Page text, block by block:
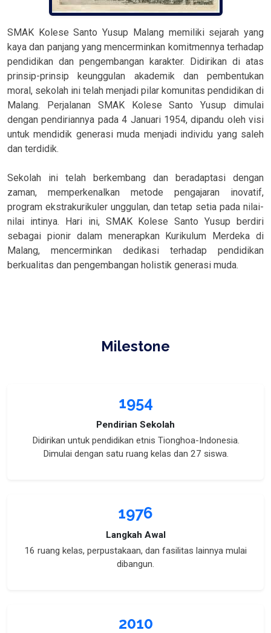
SMAK Kolese Santo Yusup Malang memiliki sejarah yang
kaya dan panjang yang mencerminkan komitmennya terhadap
pendidikan dan pengembangan karakter. Didirikan di atas
prinsip-prinsip keunggulan akademik dan pembentukan
moral, sekolah ini telah menjadi pilar komunitas pendidikan di
Malang. Perjalanan SMAK Kolese Santo Yusup dimulai
dengan pendiriannya pada 4 Januari 1954, dipandu oleh visi
untuk mendidik generasi muda menjadi individu yang saleh
dan terdidik.
Sekolah ini telah berkembang dan beradaptasi dengan
zaman, memperkenalkan metode pengajaran inovatif,
program ekstrakurikuler unggulan, dan tetap setia pada nilai-
nilai intinya. Hari ini, SMAK Kolese Santo Yusup berdiri
sebagai pionir dalam menerapkan Kurikulum Merdeka di
Malang, mencerminkan dedikasi terhadap pendidikan
berkualitas dan pengembangan holistik generasi muda.
Milestone
1954
Pendirian Sekolah
Didirikan untuk pendidikan etnis Tionghoa-Indonesia.
Dimulai dengan satu ruang kelas dan 27 siswa.
1976
Langkah Awal
16 ruang kelas, perpustakaan, dan fasilitas lainnya mulai
dibangun.
2010